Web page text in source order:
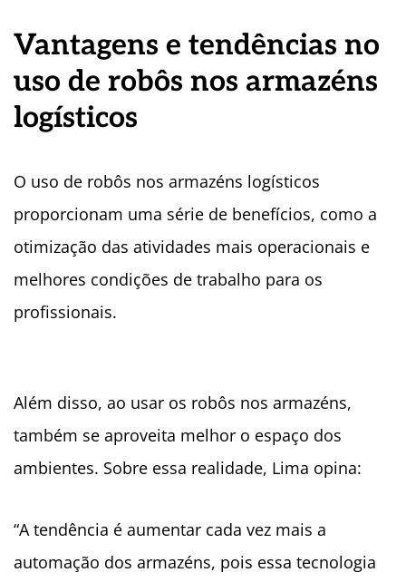
Vantagens e tendências no
uso de robôs nos armazéns
logísticos
O uso de robôs nos armazéns logísticos
proporcionam uma série de benefícios, como a
otimização das atividades mais operacionais e
melhores condições de trabalho para os
profissionais.
Além disso, ao usar os robôs nos armazéns,
também se aproveita melhor o espaço dos
ambientes. Sobre essa realidade, Lima opina:
“A tendência é aumentar cada vez mais a
automação dos armazéns, pois essa tecnologia